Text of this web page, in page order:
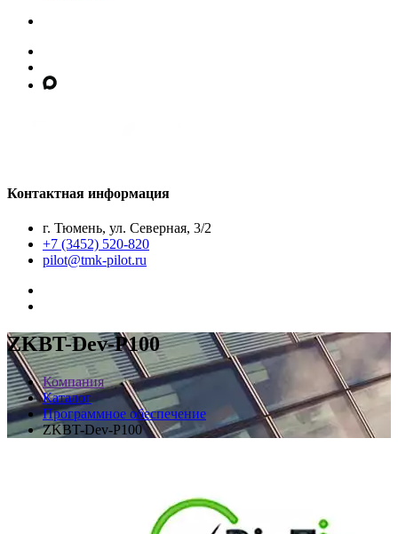
Контактная информация
г. Тюмень, ул. Северная, 3/2
+7 (3452) 520-820
pilot@tmk-pilot.ru
ZKBT-Dev-P100
Компания
Каталог
Программное обеспечение
ZKBT-Dev-P100